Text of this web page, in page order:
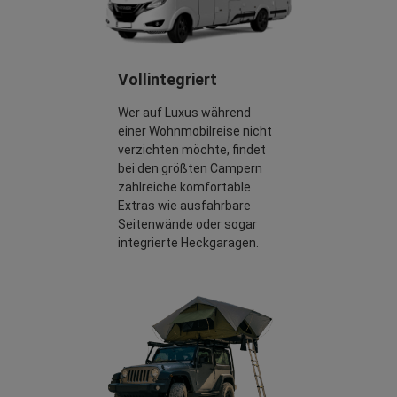
Vollintegriert
Wer auf Luxus während
einer Wohnmobilreise nicht
verzichten möchte, findet
bei den größten Campern
zahlreiche komfortable
Extras wie ausfahrbare
Seitenwände oder sogar
integrierte Heckgaragen.